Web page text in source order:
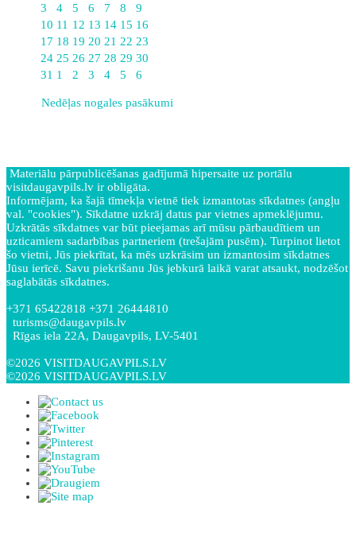
3
4 5 6 7 8
9
10 11 12 13 14 15 16
17 18 19 20 21 22 23
24 25 26 27 28 29 30
31 1 2 3 4 5 6
Nedēļas nogales pasākumi
Materiālu pārpublicēšanas gadījumā hipersaite uz portālu
visitdaugavpils.lv ir obligāta.
Informējam, ka šajā tīmekļa vietnē tiek izmantotas sīkdatnes (angļu
val. "cookies"). Sīkdatne uzkrāj datus par vietnes apmeklējumu.
Uzkrātās sīkdatnes var būt pieejamas arī mūsu pārbaudītiem un
uzticamiem sadarbības partneriem (trešajām pusēm). Turpinot lietot
šo vietni, Jūs piekrītat, ka mēs uzkrāsim un izmantosim sīkdatnes
Jūsu ierīcē. Savu piekrišanu Jūs jebkurā laikā varat atsaukt, nodzēšot
saglabātās sīkdatnes.
+371 65422818 +371 26444810
turisms@daugavpils.lv
Rīgas iela 22A, Daugavpils, LV-5401
©2026 VISITDAUGAVPILS.LV
©2026 VISITDAUGAVPILS.LV